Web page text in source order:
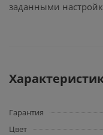
заданными
Гарантия
Цвет